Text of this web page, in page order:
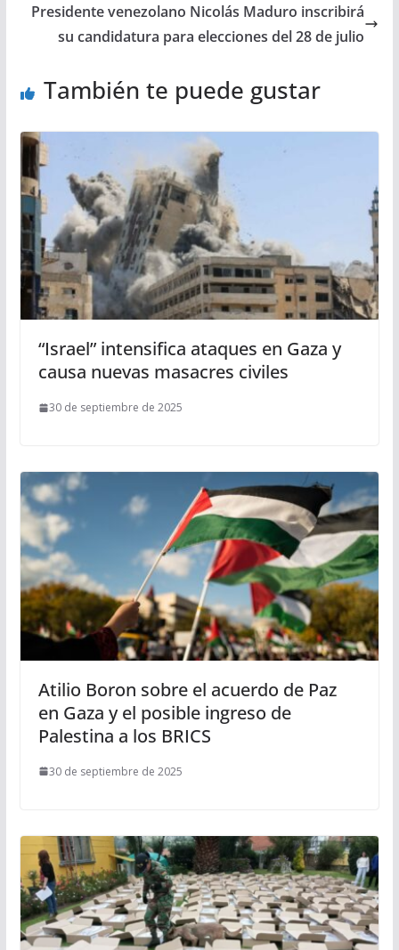
Presidente venezolano Nicolás Maduro inscribirá
su candidatura para elecciones del 28 de julio
También te puede gustar
“Israel” intensifica ataques en Gaza y
causa nuevas masacres civiles
30 de septiembre de 2025
Atilio Boron sobre el acuerdo de Paz
en Gaza y el posible ingreso de
Palestina a los BRICS
30 de septiembre de 2025